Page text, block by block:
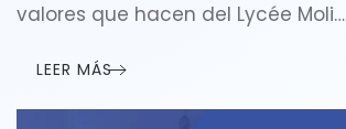
valores que hacen del Lycée Moli…
LEER MÁS